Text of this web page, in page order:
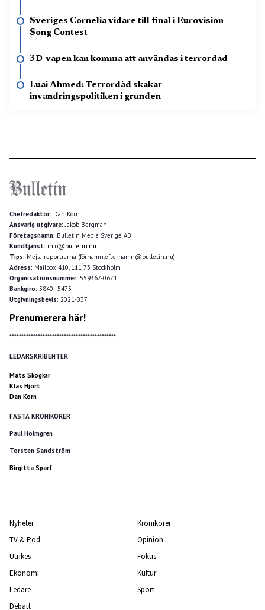
Sveriges Cornelia vidare till final i Eurovision
Song Contest
3D-vapen kan komma att användas i terrordåd
Luai Ahmed: Terrordåd skakar
invandringspolitiken i grunden
Chefredaktör: Dan Korn
Ansvarig utgivare: Jakob Bergman
Företagsnamn: Bulletin Media Sverige AB
Kundtjänst: info@bulletin.nu
Tips: Mejla reportrarna (förnamn.efternamn@bulletin.nu)
Adress: Mailbox 410, 111 73 Stockholm
Organisationsnummer: 559367-0671
Bankgiro: 5840–5473
Utgivningsbevis: 2021-037
Prenumerera här!
*********************************************
LEDARSKRIBENTER
Mats Skogkär
Klas Hjort
Dan Korn
FASTA KRÖNIKÖRER
Paul Holmgren
Torsten Sandström
Birgitta Sparf
Nyheter
TV & Pod
Utrikes
Ekonomi
Ledare
Debatt
Krönikörer
Opinion
Fokus
Kultur
Sport